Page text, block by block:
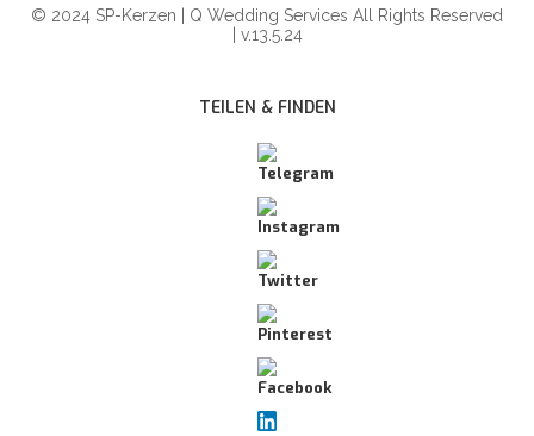
© 2024 SP-Kerzen | Q Wedding Services All Rights Reserved
| v.13.5.24
TEILEN & FINDEN